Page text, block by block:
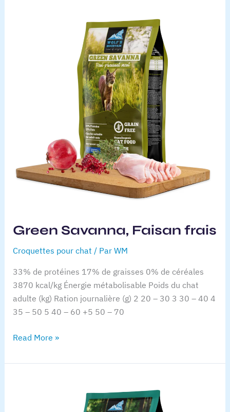
Green Savanna, Faisan frais
Croquettes pour chat / Par WM
33% de protéines 17% de graisses 0% de céréales
3870 kcal/kg Énergie métabolisable Poids du chat
adulte (kg) Ration journalière (g) 2 20 – 30 3 30 – 40 4
35 – 50 5 40 – 60 +5 50 – 70
Green
Faisan
Read More »
du site web,
en fonction
de la façon
dont il est
utilisé.
Expérience
Afin que notre
site web
fonctionne
aussi bien que
possible
pendant votre
visite. Si vous
refusez ces
cookies,
disparaîtront
du site web.